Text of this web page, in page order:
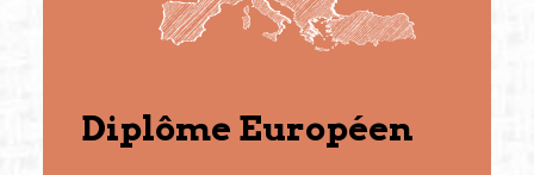
Diplôme Européen